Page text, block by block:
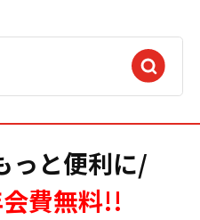
っと便利に/
費無料!!